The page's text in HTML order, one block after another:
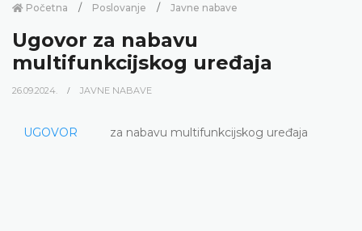
Početna Poslovanje Javne nabave
Ugovor za nabavu
multifunkcijskog uređaja
26.09.2024. JAVNE NABAVE
UGOVOR za nabavu multifunkcijskog uređaja